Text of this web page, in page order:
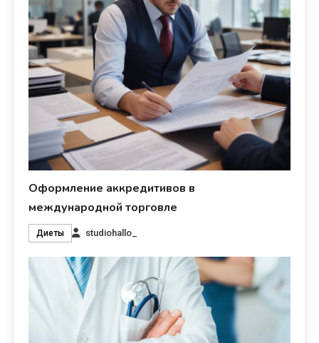
Оформление аккредитивов в
международной торговле
Диеты studiohallo_